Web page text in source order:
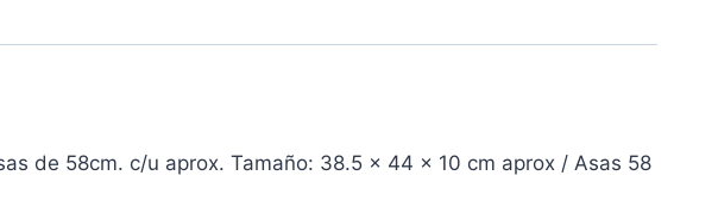
de 58cm. c/u aprox. Tamaño: 38.5 x 44 x 10 cm aprox / Asas 58